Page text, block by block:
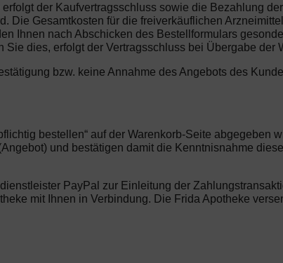
der Kaufvertragsschluss sowie die Bezahlung
Die Gesamtkosten für die freiverkäuflichen
Ihnen nach Abschicken des Bestellformulars
dies, erfolgt der Vertragsschluss bei Übergabe der
bzw. keine Annahme des Angebots des
bestellen“ auf der Warenkorb-Seite abgegeben
und bestätigen damit die Kenntnisnahme
PayPal zur Einleitung der
mit Ihnen in Verbindung. Die Frida Apotheke